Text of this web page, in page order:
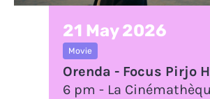
21 May 2026
Movie
Orenda - Focus Pirjo
6 pm - La